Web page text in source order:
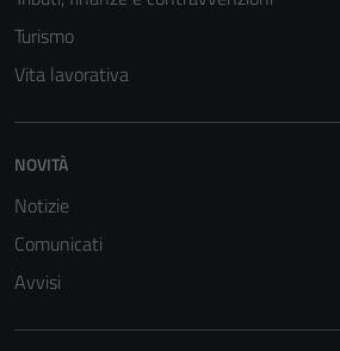
Turismo
Vita lavorativa
NOVITÀ
Notizie
Comunicati
Avvisi